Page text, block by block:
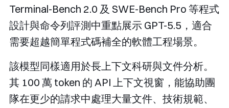
Terminal-Bench 2.0 及 SWE-Bench Pro 等程式
設計與命令列評測中重點展示 GPT-5.5，適合
需要超越簡單程式碼補全的軟體工程場景。
該模型同樣適用於長上下文科研與文件分析。
其 100 萬 token 的 API 上下文視窗，能協助團
隊在更少的請求中處理大量文件、技術規範、